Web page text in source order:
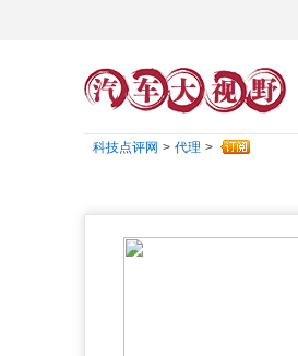
科技点评网 > 代理 >